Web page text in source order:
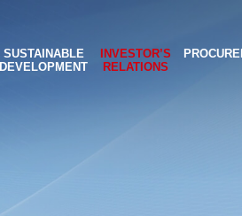
SUSTAINABLE
DEVELOPMENT
INVESTOR’S
RELATIONS